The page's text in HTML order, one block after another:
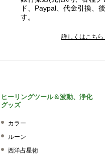
ド、Paypal、代金引換、
す。
詳しくはこち
ヒーリングツール＆波動、浄化
グッズ
カラー
ルーン
西洋占星術